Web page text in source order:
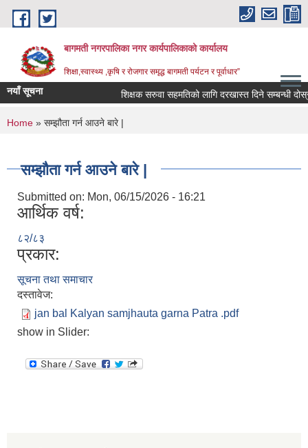
Skip to main content
बागमती नगरपालिका नगर कार्यपालिकाको कार्यालय
शिक्षा,स्वास्थ्य ,कृषि र रोजगार समृद्ध बागमती पर्यटन र पूर्वाधार”
नयाँ सूचना शिक्षक सरुवा सहमतिको लागि दरखास्त दिने सम्बन्धी
You are here
Home » सम्झौता गर्न आउने बारे |
सम्झौता गर्न आउने बारे |
Submitted on: Mon, 06/15/2026 - 16:21
आर्थिक वर्ष:
८२/८३
प्रकार:
सूचना तथा समाचार
दस्तावेज:
jan bal Kalyan samjhauta garna Patra .pdf
show in Slider: